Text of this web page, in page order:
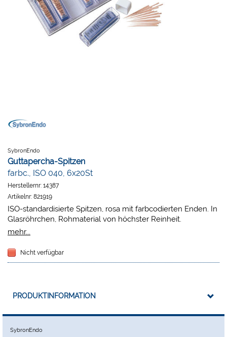
SybronEndo
Guttapercha-Spitzen
farbc., ISO 040, 6x20St
Herstellernr: 14387
Artikelnr: 821919
ISO-standardisierte Spitzen, rosa mit farbcodierten Enden. In
Glasröhrchen, Rohmaterial von höchster Reinheit.
Herausragende Qualität. Länge 28 mm
mehr...
Nicht verfügbar
PRODUKTINFORMATION
SybronEndo